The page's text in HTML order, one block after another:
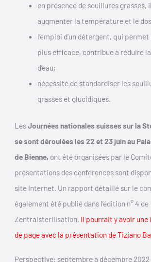
en présence de souillures grasses,
augmenter la température et le
l’emploi d’un détergent, qui
plus efficace, contribue à réduire
d’eau;
nécessité de standardiser les
grasses et glucidiques.
LesJournées nationales suisses sur la
se sont déroulées les 22 et 23 juin au
de Bienne, ont été organisées par le
présentations des conférences sont
site Internet. Un rapport détaillé sur le
également été publié dans l’édition n° 4 de
Zentralsterilisation. Il pourrait y avoir une
de page avec la présentation de Tiziano
Perspective: septembre à décembre 2022